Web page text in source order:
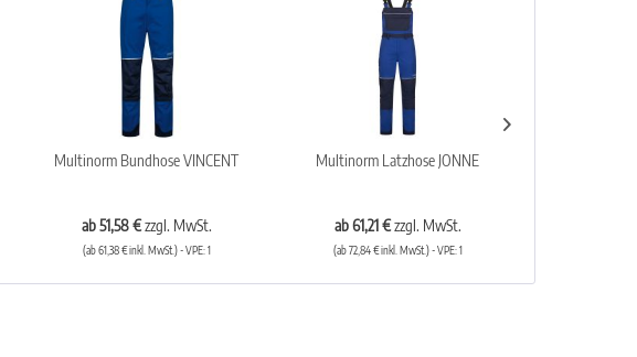
Multinorm Bundhose VINCENT
ab 51,58 €zzgl. MwSt.
(ab 61,38 € inkl. MwSt.) - VPE: 1
Multinorm Latzhose JONNE
ab 61,21 €zzgl. MwSt.
(ab 72,84 € inkl. MwSt.) - VPE: 1